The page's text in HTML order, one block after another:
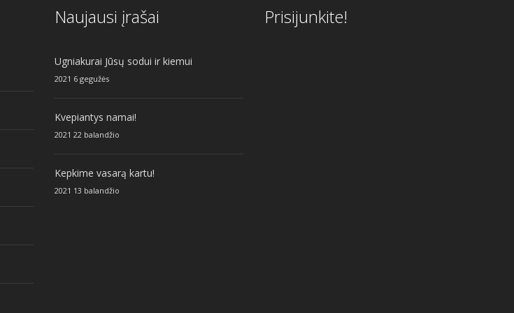
Naujausi įrašai
Ugniakurai Jūsų sodui ir kiemui
2021 6 gegužės
Kvepiantys namai!
2021 22 balandžio
Kepkime vasarą kartu!
2021 13 balandžio
Prisijunkite!